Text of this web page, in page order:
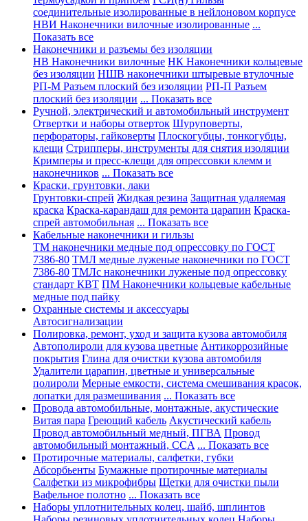
соединительные изолированные в нейлоновом корпусе
НВИ Наконечники вилочные изолированные ...
Показать все
Наконечники и разъемы без изоляции
НВ Наконечники вилочные НК Наконечники кольцевые
без изоляции НШВ наконечники штыревые втулочные
РП-М Разъем плоский без изоляции РП-П Разъем
плоский без изоляции ... Показать все
Ручной, электрический и автомобильный инструмент
Отвертки и наборы отверток Шуруповерты,
перфораторы, гайковерты Плоскогубцы, тонкогубцы,
клещи Стрипперы, инструменты для снятия изоляции
Кримперы и пресс-клещи для опрессовки клемм и
наконечников ... Показать все
Краски, грунтовки, лаки
Грунтовки-спрей Жидкая резина Защитная удаляемая
краска Краска-карандаш для ремонта царапин Краска-
спрей автомобильная ... Показать все
Кабельные наконечники и гильзы
ТМ наконечники медные под опрессовку по ГОСТ
7386-80 ТМЛ медные луженые наконечники по ГОСТ
7386-80 ТМЛс наконечники луженые под опрессовку
стандарт КВТ ПМ Наконечники кольцевые кабельные
медные под пайку
Охранные системы и аксессуары
Автосигнализации
Полировка, ремонт, уход и защита кузова автомобиля
Автополироли для кузова цветные Антикоррозийные
покрытия Глина для очистки кузова автомобиля
Удалители царапин, цветные и универсальные
полироли Мерные емкости, система смешивания красок,
лопатки для размешивания ... Показать все
Провода автомобильные, монтажные, акустические
Витая пара Греющий кабель Акустический кабель
Провод автомобильный медный, ПГВА Провод
автомобильный монтажный, CCA ... Показать все
Протирочные материалы, салфетки, губки
Абсорбьенты Бумажные протирочные материалы
Салфетки из микрофибры Щетки для очистки пыли
Вафельное полотно ... Показать все
Наборы уплотнительных колец, шайб, шплинтов